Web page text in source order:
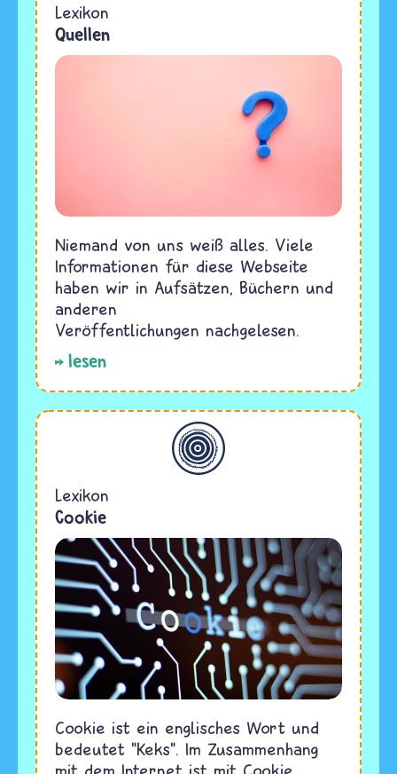
Lexikon
Quellen
Niemand von uns weiß alles. Viele
Informationen für diese Webseite
haben wir in Aufsätzen, Büchern und
anderen
Veröffentlichungen nachgelesen.
lesen
Allgemein
Lexikon
Cookie
Cookie ist ein englisches Wort und
bedeutet "Keks". Im Zusammenhang